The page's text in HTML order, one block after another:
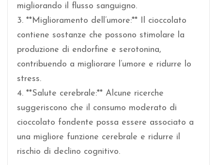
migliorando il flusso sanguigno.
3. **Miglioramento dell’umore:** Il cioccolato
contiene sostanze che possono stimolare la
produzione di endorfine e serotonina,
contribuendo a migliorare l’umore e ridurre lo
stress.
4. **Salute cerebrale:** Alcune ricerche
suggeriscono che il consumo moderato di
cioccolato fondente possa essere associato a
una migliore funzione cerebrale e ridurre il
rischio di declino cognitivo.